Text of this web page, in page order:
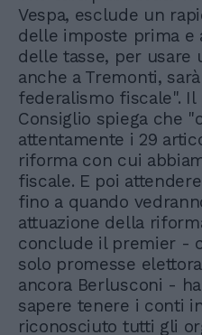
Vespa, esclude un
delle imposte prima e
delle tasse, per usare
anche a Tremonti,
federalismo fiscale".
Consiglio spiega che
attentamente i 29
riforma con cui
fiscale. E poi
fino a quando
attuazione della
conclude il premier -
solo promesse
ancora Berlusconi -
sapere tenere i conti
riconosciuto tutti gli